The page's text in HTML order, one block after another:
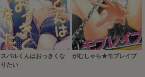
スバルくんはおっきくな
りたい
がむしゃら★モブレイプ